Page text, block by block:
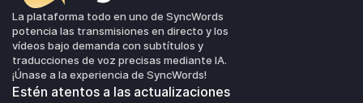
La plataforma todo en uno de SyncWords
potencia las transmisiones en directo y los
vídeos bajo demanda con subtítulos y
traducciones de voz precisas mediante IA.
¡Únase a la experiencia de SyncWords!
Estén atentos a las actualizaciones